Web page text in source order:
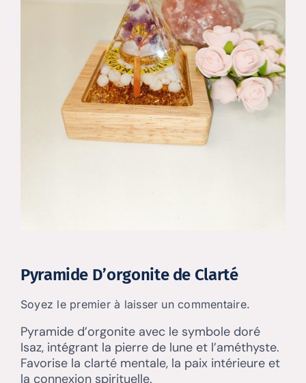
Pyramide D’orgonite de Clarté
Soyez le premier à laisser un commentaire.
Pyramide d’orgonite avec le symbole doré
Isaz, intégrant la pierre de lune et l’améthyste.
Favorise la clarté mentale, la paix intérieure et
la connexion spirituelle.